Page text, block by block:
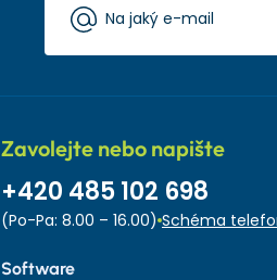
Zavolejte nebo napište
+420 485 102 698
(Po-Pa: 8.00 – 16.00) Schéma
Software